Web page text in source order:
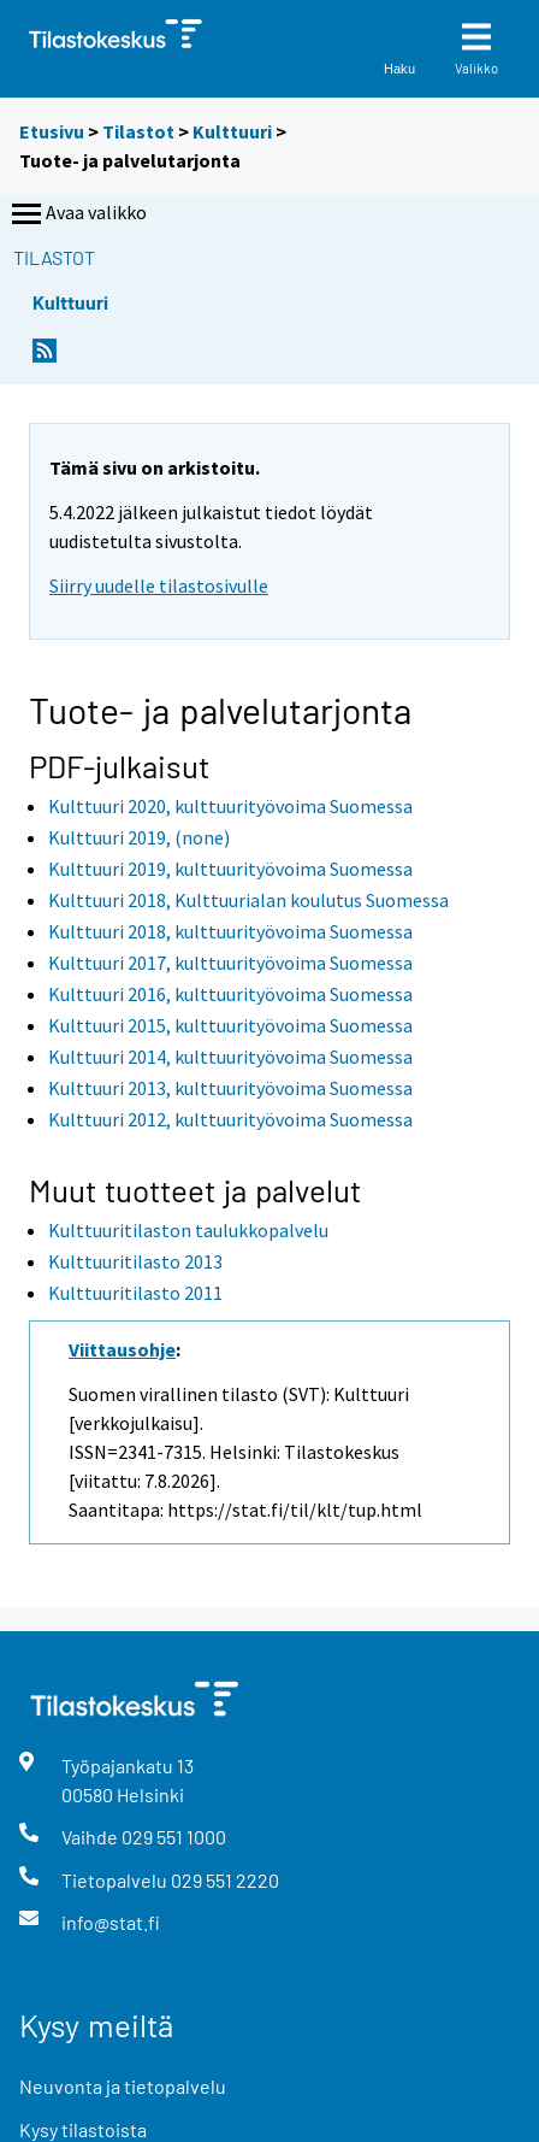
Haku Valikko
Etusivu > Tilastot > Kulttuuri >
Tuote- ja palvelutarjonta
Avaa valikko
TILASTOT
Kulttuuri
Tämä sivu on arkistoitu.
5.4.2022 jälkeen julkaistut tiedot löydät
uudistetulta sivustolta.
Siirry uudelle tilastosivulle
Tuote- ja palvelutarjonta
PDF-julkaisut
Kulttuuri 2020, kulttuurityövoima Suomessa
Kulttuuri 2019, (none)
Kulttuuri 2019, kulttuurityövoima Suomessa
Kulttuuri 2018, Kulttuurialan koulutus Suomessa
Kulttuuri 2018, kulttuurityövoima Suomessa
Kulttuuri 2017, kulttuurityövoima Suomessa
Kulttuuri 2016, kulttuurityövoima Suomessa
Kulttuuri 2015, kulttuurityövoima Suomessa
Kulttuuri 2014, kulttuurityövoima Suomessa
Kulttuuri 2013, kulttuurityövoima Suomessa
Kulttuuri 2012, kulttuurityövoima Suomessa
Muut tuotteet ja palvelut
Kulttuuritilaston taulukkopalvelu
Kulttuuritilasto 2013
Kulttuuritilasto 2011
Viittausohje:
Suomen virallinen tilasto (SVT): Kulttuuri
[verkkojulkaisu].
ISSN=2341-7315. Helsinki: Tilastokeskus
[viitattu: 7.8.2026].
Saantitapa: https://stat.fi/til/klt/tup.html
Työpajankatu 13
00580 Helsinki
Vaihde 029 551 1000
Tietopalvelu 029 551 2220
info@stat.fi
Kysy meiltä
Neuvonta ja tietopalvelu
Kysy tilastoista